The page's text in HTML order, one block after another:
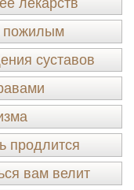
лекарств
пожилым
суставов
продлится
вам велит